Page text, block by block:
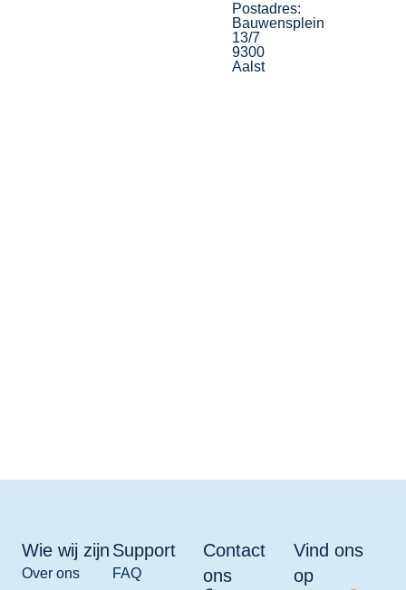
Postadres:
Bauwensplein
13/7
9300
Aalst
Wie wij zijn
Over ons
Support
FAQ
Contact
ons
Vind ons
op